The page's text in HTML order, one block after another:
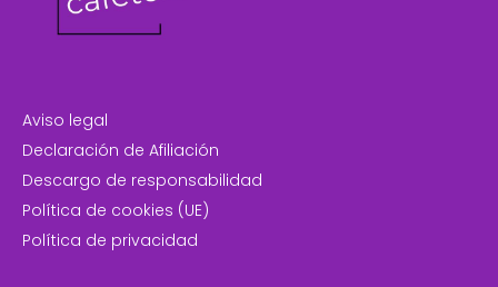
Aviso legal
Declaración de Afiliación
Descargo de responsabilidad
Política de cookies (UE)
Política de privacidad